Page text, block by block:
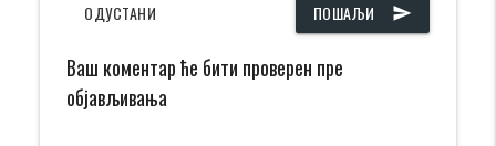
ПОШАЉИ send
ОДУСТАНИ
Ваш коментар ће бити проверен пре
објављивања